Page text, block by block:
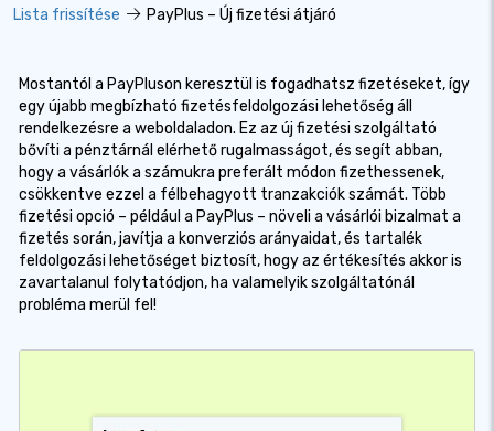
Lista frissítése PayPlus – Új fizetési átjáró
Mostantól a PayPluson keresztül is fogadhatsz fizetéseket, így
egy újabb megbízható fizetésfeldolgozási lehetőség áll
rendelkezésre a weboldaladon. Ez az új fizetési szolgáltató
bővíti a pénztárnál elérhető rugalmasságot, és segít abban,
hogy a vásárlók a számukra preferált módon fizethessenek,
csökkentve ezzel a félbehagyott tranzakciók számát. Több
fizetési opció – például a PayPlus – növeli a vásárlói bizalmat a
fizetés során, javítja a konverziós arányaidat, és tartalék
feldolgozási lehetőséget biztosít, hogy az értékesítés akkor is
zavartalanul folytatódjon, ha valamelyik szolgáltatónál
probléma merül fel!